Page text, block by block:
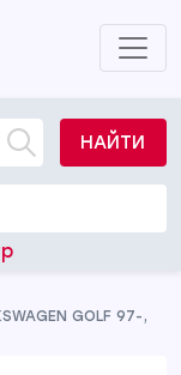
НАЙТИ
GOLF 97-,